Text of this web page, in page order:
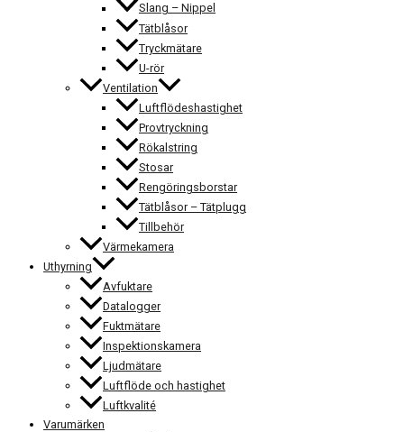
Slang – Nippel
Tätblåsor
Tryckmätare
U-rör
Ventilation
Luftflödeshastighet
Provtryckning
Rökalstring
Stosar
Rengöringsborstar
Tätblåsor – Tätplugg
Tillbehör
Värmekamera
Uthyrning
Avfuktare
Datalogger
Fuktmätare
Inspektionskamera
Ljudmätare
Luftflöde och hastighet
Luftkvalité
Varumärken